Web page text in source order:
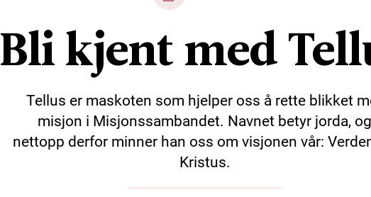
Bli kjent med
Tellus er maskoten som hjelper oss å rette blikket
misjon i Misjonssambandet. Navnet betyr jorda, og
nettopp derfor minner han oss om visjonen vår:
Kristus.